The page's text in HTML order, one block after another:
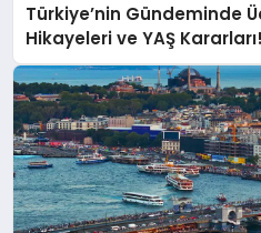
Türkiye’nin Gündeminde
Hikayeleri ve YAŞ Kararları!